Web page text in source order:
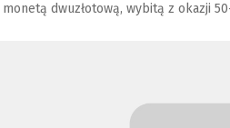
monetą dwuzłotową, wybitą z okazji